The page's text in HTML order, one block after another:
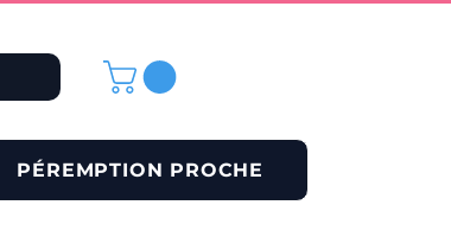
PÉREMPTION PROCHE